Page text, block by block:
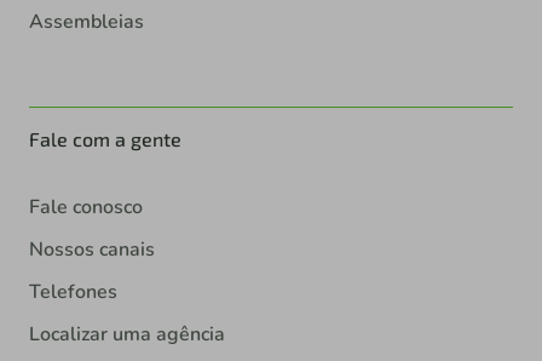
Assembleias
Fale com a gente
Fale conosco
Nossos canais
Telefones
Localizar uma agência